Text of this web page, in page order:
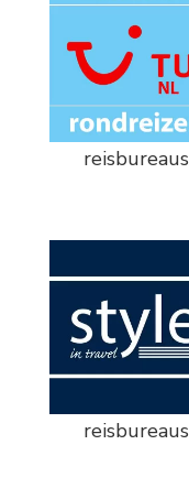
reisbureaus
reisbureaus